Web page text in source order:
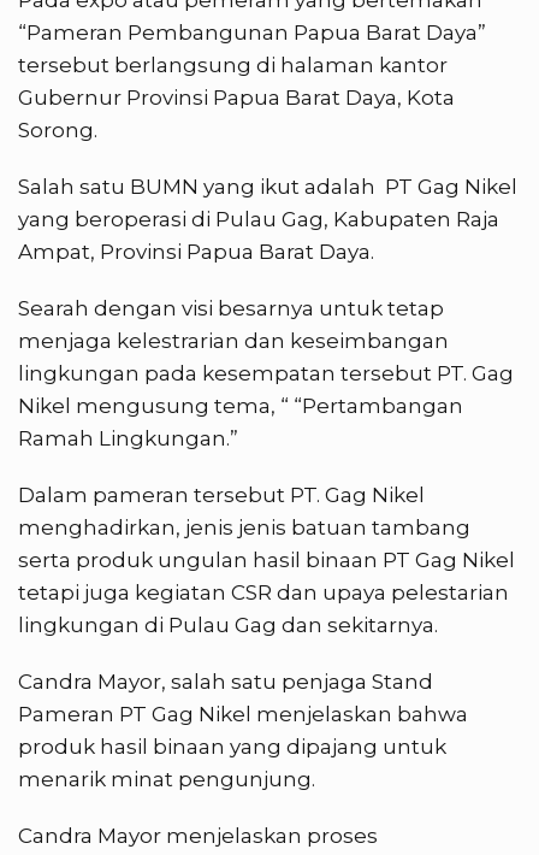
“Pameran Pembangunan Papua Barat Daya”
tersebut berlangsung di halaman kantor
Gubernur Provinsi Papua Barat Daya, Kota
Sorong.
Salah satu BUMN yang ikut adalah PT Gag Nikel
yang beroperasi di Pulau Gag, Kabupaten Raja
Ampat, Provinsi Papua Barat Daya.
Searah dengan visi besarnya untuk tetap
menjaga kelestrarian dan keseimbangan
lingkungan pada kesempatan tersebut PT. Gag
Nikel mengusung tema, “ “Pertambangan
Ramah Lingkungan.”
Dalam pameran tersebut PT. Gag Nikel
menghadirkan, jenis jenis batuan tambang
serta produk ungulan hasil binaan PT Gag Nikel
tetapi juga kegiatan CSR dan upaya pelestarian
lingkungan di Pulau Gag dan sekitarnya.
Candra Mayor, salah satu penjaga Stand
Pameran PT Gag Nikel menjelaskan bahwa
produk hasil binaan yang dipajang untuk
menarik minat pengunjung.
Candra Mayor menjelaskan proses